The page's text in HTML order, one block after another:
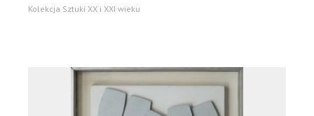
Kolekcja Sztuki XX i XXI wieku